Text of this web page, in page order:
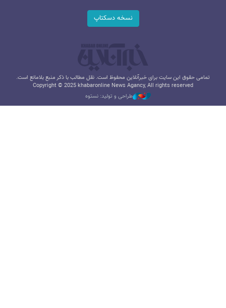
نسخه دسکتاپ
تمامی حقوق این سایت برای خبرآنلاین محفوظ است. نقل مطالب با ذکر منبع بلامانع است.
Copyright © 2025 khabaronline News Agancy, All rights reserved
طراحی و تولید: نستوه